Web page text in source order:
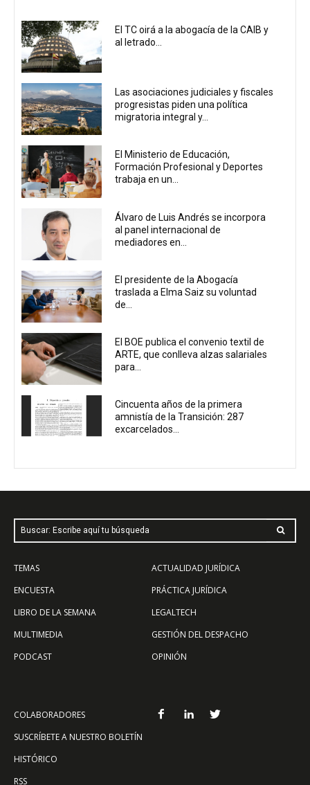
El TC oirá a la abogacía de la CAIB y
al letrado...
Las asociaciones judiciales y fiscales
progresistas piden una política
migratoria integral y...
El Ministerio de Educación,
Formación Profesional y Deportes
trabaja en un...
Álvaro de Luis Andrés se incorpora
al panel internacional de
mediadores en...
El presidente de la Abogacía
traslada a Elma Saiz su voluntad
de...
El BOE publica el convenio textil de
ARTE, que conlleva alzas salariales
para...
Cincuenta años de la primera
amnistía de la Transición: 287
excarcelados...
Buscar: Escribe aquí tu búsqueda
TEMAS
ENCUESTA
LIBRO DE LA SEMANA
MULTIMEDIA
PODCAST
ACTUALIDAD JURÍDICA
PRÁCTICA JURÍDICA
LEGALTECH
GESTIÓN DEL DESPACHO
OPINIÓN
COLABORADORES
SUSCRÍBETE A NUESTRO BOLETÍN
HISTÓRICO
RSS